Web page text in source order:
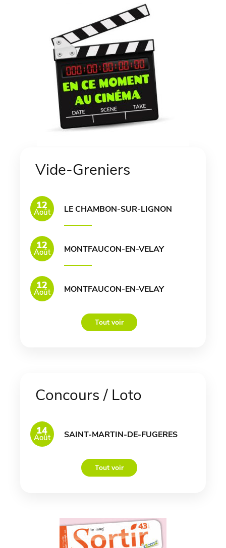
Vide-Greniers
12
Août LE CHAMBON-SUR-LIGNON
12
Août MONTFAUCON-EN-VELAY
12
Août MONTFAUCON-EN-VELAY
Tout voir
Concours / Loto
14
Août SAINT-MARTIN-DE-FUGERES
Tout voir